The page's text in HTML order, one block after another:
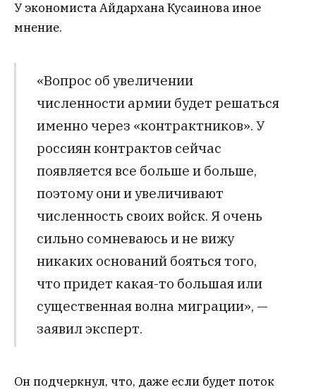
У экономистаАйдархана Кусаинова иное
мнение.
«Вопрос об увеличении
численности армии будет решаться
именно через «контрактников». У
россиян контрактов сейчас
появляется все больше и больше,
поэтому они и увеличивают
численность своих войск. Я очень
сильно сомневаюсь и не вижу
никаких оснований бояться того,
что придет какая-то большая или
существенная волна миграции», —
заявил эксперт.
Он подчеркнул, что, даже если будет поток